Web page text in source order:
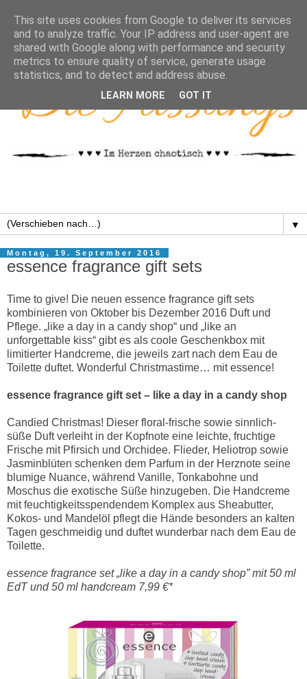
▼
Montag, 19. September 2016
essence fragrance gift sets
Time to give! Die neuen essence fragrance gift sets
kombinieren von Oktober bis Dezember 2016 Duft und
Pflege. „like a day in a candy shop“ und „like an
unforgettable kiss“ gibt es als coole Geschenkbox mit
limitierter Handcreme, die jeweils zart nach dem Eau de
Toilette duftet. Wonderful Christmastime… mit essence!
essence fragrance gift set – like a day in a candy shop
Candied Christmas! Dieser floral-frische sowie sinnlich-
süße Duft verleiht in der Kopfnote eine leichte, fruchtige
Frische mit Pfirsich und Orchidee. Flieder, Heliotrop sowie
Jasminblüten schenken dem Parfum in der Herznote seine
blumige Nuance, während Vanille, Tonkabohne und
Moschus die exotische Süße hinzugeben. Die Handcreme
mit feuchtigkeitsspendendem Komplex aus Sheabutter,
Kokos- und Mandelöl pflegt die Hände besonders an kalten
Tagen geschmeidig und duftet wunderbar nach dem Eau de
Toilette.
essence fragrance set „like a day in a candy shop” mit 50 ml
EdT und 50 ml handcream 7,99 €*
This site uses cookies from Google to deliver its services
and to analyze traffic. Your IP address and user-agent are
shared with Google along with performance and security
metrics to ensure quality of service, generate usage
statistics, and to detect and address abuse.
LEARN MORE GOT IT